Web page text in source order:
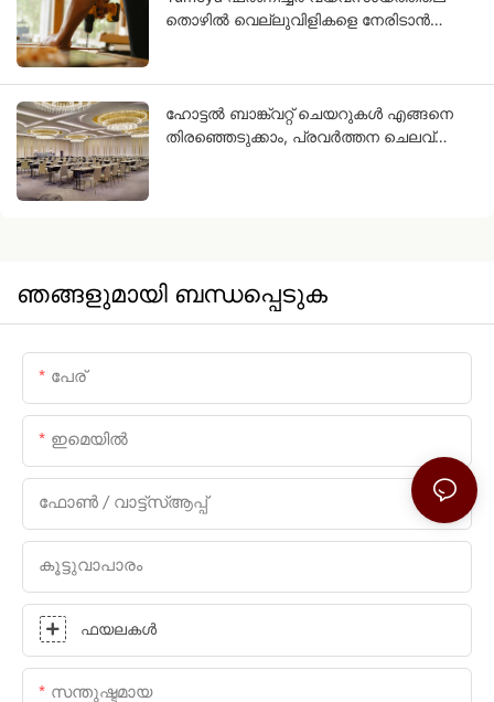
തൊഴിൽ വെല്ലുവിളികളെ നേരിടാൻ
ഹോട്ടൽ ബാങ്ക്വറ്റ് ചെയറുകൾ എങ്ങനെ
തിരഞ്ഞെടുക്കാം, പ്രവർത്തന ചെലവ്
ഞങ്ങളുമായി ബന്ധപ്പെടുക
പേര്
ഇമെയിൽ
ഫോൺ / വാട്ട്സ്ആപ്പ്
കൂട്ടുവാപാരം
ഫയലകൾ
സന്തുഷ്ടമായ